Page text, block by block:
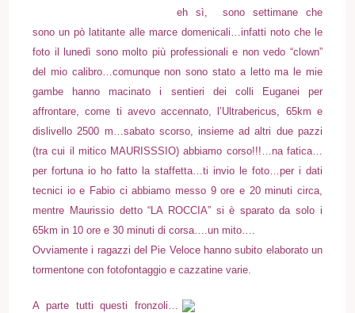
eh sì, sono settimane che
sono un pò latitante alle marce domenicali…infatti noto che le
foto il lunedì sono molto più professionali e non vedo “clown”
del mio calibro…comunque non sono stato a letto ma le mie
gambe hanno macinato i sentieri dei colli Euganei per
affrontare, come ti avevo accennato, l’Ultrabericus, 65km e
dislivello 2500 m…sabato scorso, insieme ad altri due pazzi
(tra cui il mitico MAURISSSIO) abbiamo corso!!!…na fatica…
per fortuna io ho fatto la staffetta…ti invio le foto…per i dati
tecnici io e Fabio ci abbiamo messo 9 ore e 20 minuti circa,
mentre Maurissio detto “LA ROCCIA” si è sparato da solo i
65km in 10 ore e 30 minuti di corsa….un mito….
Ovviamente i ragazzi del Pie Veloce hanno subito elaborato un
tormentone con fotofontaggio e cazzatine varie.
A parte tutti questi fronzoli…